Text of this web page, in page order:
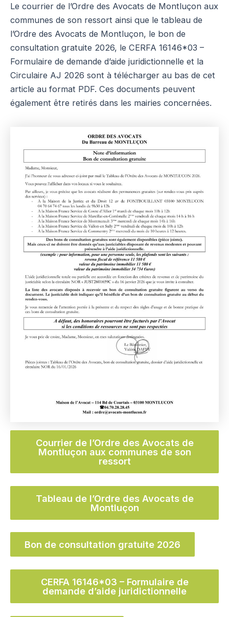
Le courrier de l’Ordre des Avocats de Montluçon aux
communes de son ressort ainsi que le tableau de
l’Ordre des Avocats de Montluçon, le bon de
consultation gratuite 2026, le CERFA 16146*03 –
Formulaire de demande d’aide juridictionnelle et la
Circulaire AJ 2026 sont à télécharger au bas de cet
article au format PDF. Ces documents peuvent
également être retirés dans les mairies concernées.
Courrier de l’Ordre des Avocats de
Montluçon aux communes de son
ressort
Tableau de l’Ordre des Avocats de
Montluçon
Bon de consultation gratuite 2026
CERFA 16146*03 – Formulaire de
demande d’aide juridictionnelle